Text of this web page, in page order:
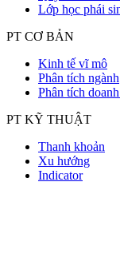
Lớp học phái
PT CƠ BẢN
Kinh tế vĩ mô
Phân tích ngành
Phân tích
PT KỸ THUẬT
Thanh khoản
Xu hướng
Indicator